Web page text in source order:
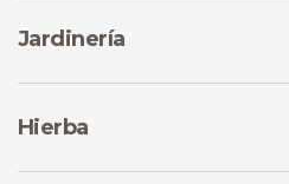
Jardinería
Hierba